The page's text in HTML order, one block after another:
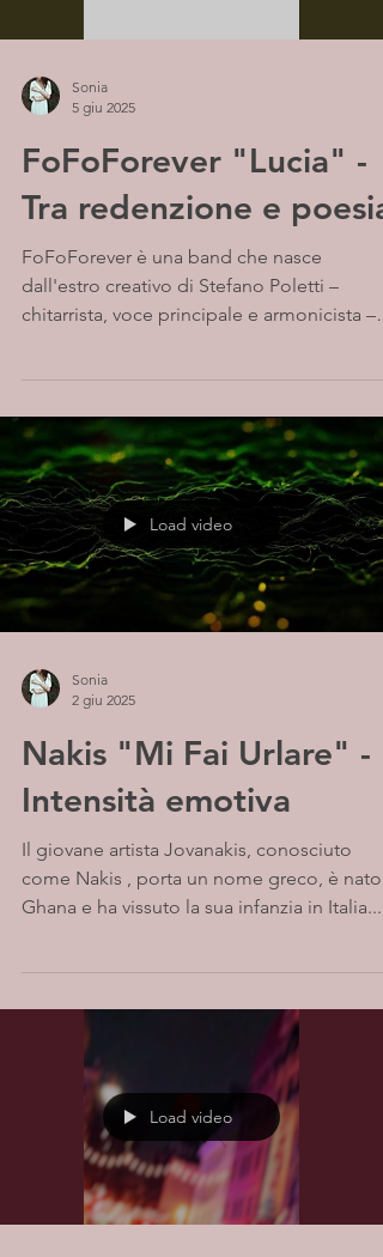
Sonia
5 giu 2025
FoFoForever "Lucia" -
Tra redenzione e poesia
FoFoForever è una band che nasce
dall'estro creativo di Stefano Poletti –
chitarrista, voce principale e armonicista –
Load video
Sonia
2 giu 2025
Nakis "Mi Fai Urlare" -
Intensità emotiva
Il giovane artista Jovanakis, conosciuto
come Nakis , porta un nome greco, è nato
Ghana e ha vissuto la sua infanzia in Italia....
Load video